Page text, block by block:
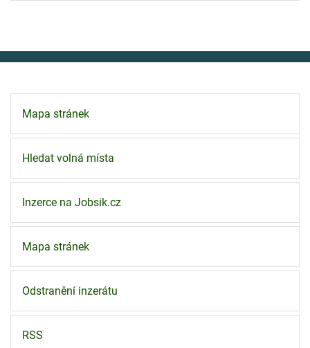
Mapa stránek
Hledat volná místa
Inzerce na Jobsik.cz
Mapa stránek
Odstranění inzerátu
RSS